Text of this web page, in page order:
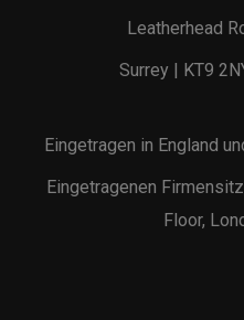
Leatherhead
Surrey | KT9
Eingetragen in England
Eingetragenen
Floor,